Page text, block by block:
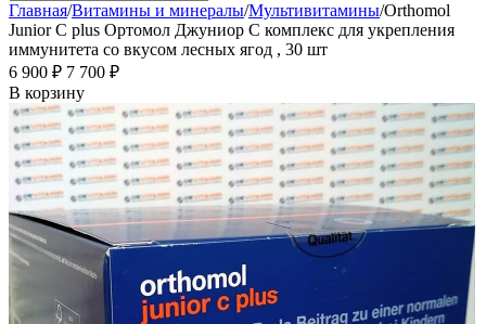
Главная/Витамины и минералы/Мультивитамины/Orthomol
Junior C plus Ортомол Джуниор С комплекс для укрепления
иммунитета со вкусом лесных ягод , 30 шт
6 900 ₽ 7 700 ₽
В корзину